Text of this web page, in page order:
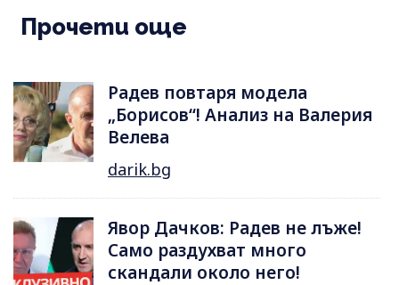
Прочети още
Радев повтаря модела
„Борисов“! Анализ на Валерия
Велева
darik.bg
Явор Дачков: Радев не лъже!
Само раздухват много
скандали около него!